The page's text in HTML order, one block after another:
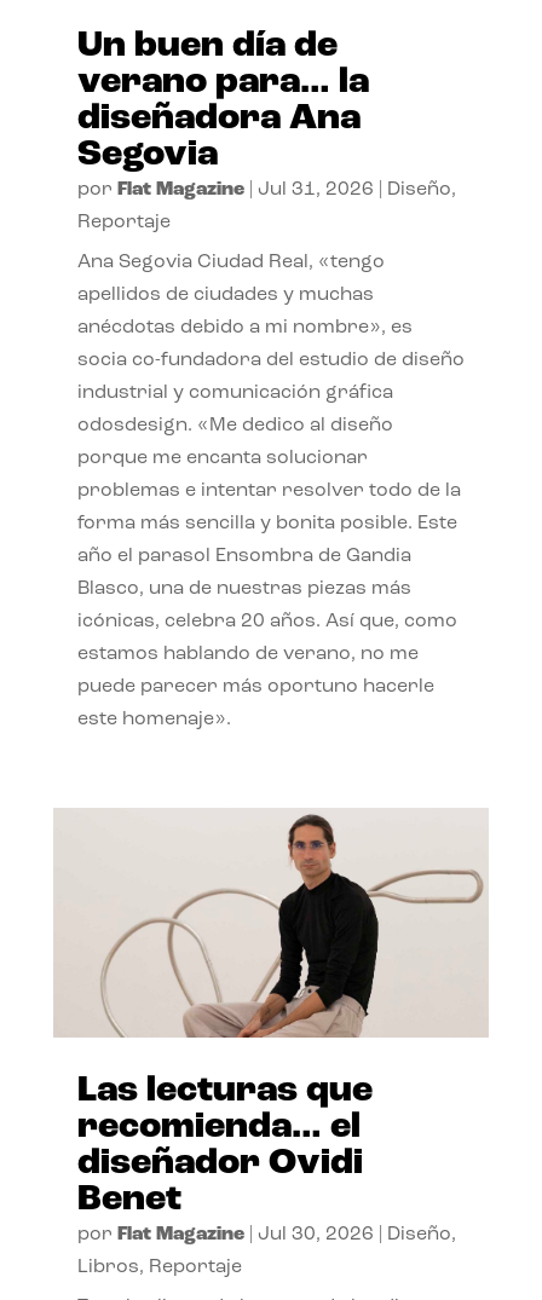
Un buen día de
verano para… la
diseñadora Ana
Segovia
por Flat Magazine| Jul 31, 2026 Diseño,
Reportaje
Ana Segovia Ciudad Real, «tengo
apellidos de ciudades y muchas
anécdotas debido a mi nombre», es
socia co-fundadora del estudio de diseño
industrial y comunicación gráfica
odosdesign. «Me dedico al diseño
porque me encanta solucionar
problemas e intentar resolver todo de la
forma más sencilla y bonita posible. Este
año el parasol Ensombra de Gandia
Blasco, una de nuestras piezas más
icónicas, celebra 20 años. Así que, como
estamos hablando de verano, no me
puede parecer más oportuno hacerle
este homenaje».
Las lecturas que
recomienda… el
diseñador Ovidi
Benet
por Flat Magazine| Jul 30, 2026 Diseño,
Libros, Reportaje